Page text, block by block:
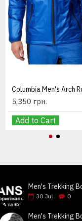
2,840 грн.
Add to Cart
5,350 грн.
Add to Cart
30 Jul 0